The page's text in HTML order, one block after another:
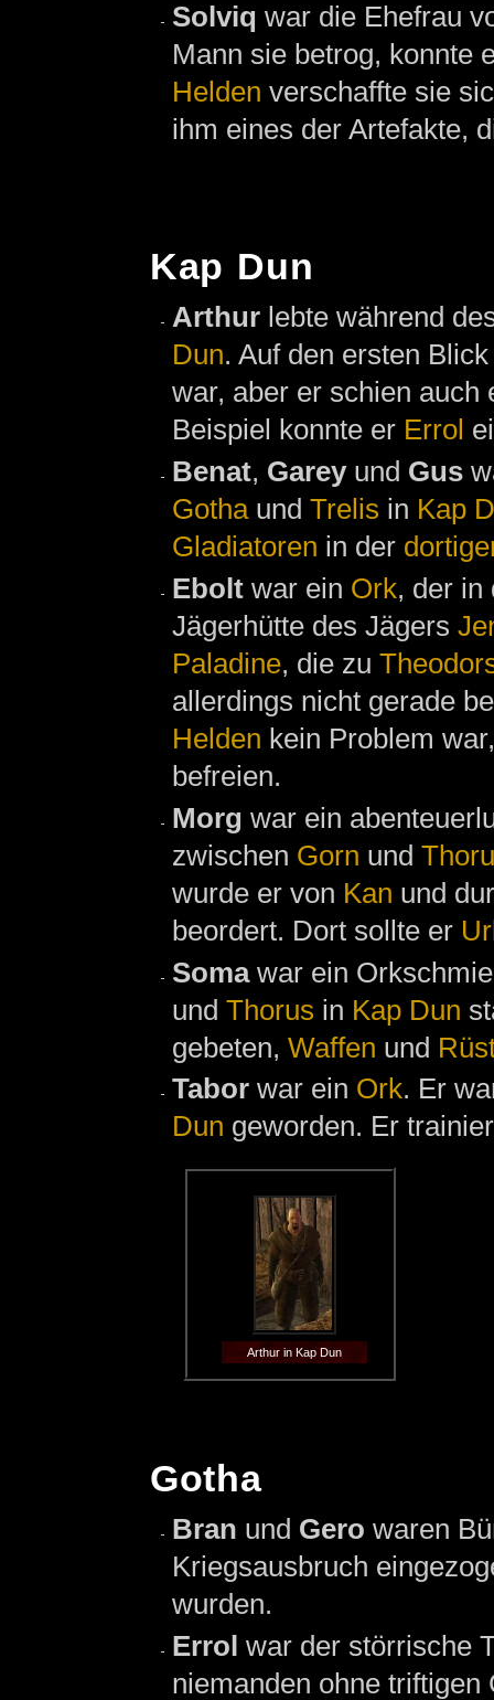
Solviq war die Ehefrau
Mann sie betrog, konnte
Helden verschaffte sie
ihm eines der Artefakte,
Kap Dun
Arthur lebte während
Dun. Auf den ersten
war, aber er schien auch
Beispiel konnte er Errol
Benat, Gareyund Gus
Gothaund Trelis in Kap
Gladiatoren in der
Ebolt war ein Ork, der
Jägerhütte des Jägers
Paladine, die zu
allerdings nicht gerade
Helden kein Problem
befreien.
Morg war ein
zwischen Gorn und
wurde er von Kan und
beordert. Dort sollte er
Somawar ein
und Thorus in Kap Dun
gebeten, Waffen und
Tabor war ein Ork. Er
Dun geworden. Er
Arthur in Kap Dun
Gotha
Bran und Gero waren
Kriegsausbruch
wurden.
Errol war der störrische
niemanden ohne